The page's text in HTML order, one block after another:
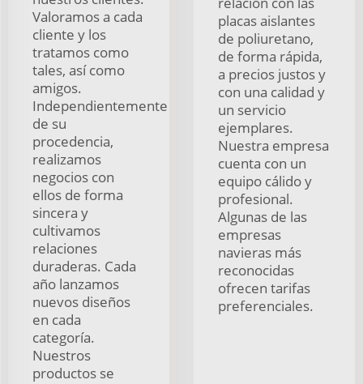
Valoramos a cada
cliente y los
tratamos como
tales, así como
amigos.
Independientemente
de su
procedencia,
realizamos
negocios con
ellos de forma
sincera y
cultivamos
relaciones
duraderas. Cada
año lanzamos
nuevos diseños
en cada
categoría.
Nuestros
productos se
placas aislantes
de poliuretano,
de forma rápida,
a precios justos y
con una calidad y
un servicio
ejemplares.
Nuestra empresa
cuenta con un
equipo cálido y
profesional.
Algunas de las
empresas
navieras más
reconocidas
ofrecen tarifas
preferenciales.